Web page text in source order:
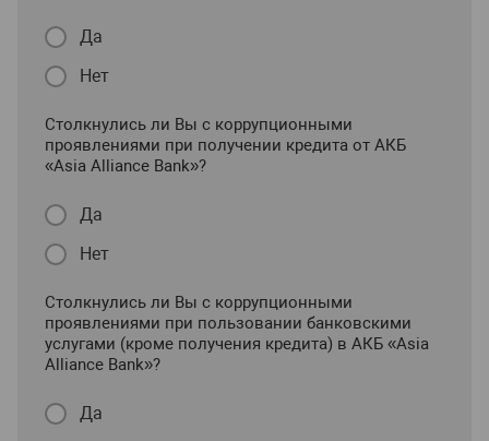
Да
Нет
Столкнулись ли Вы с коррупционными
проявлениями при получении кредита от АКБ
«Asia Alliance Bank»?
Да
Нет
Столкнулись ли Вы с коррупционными
проявлениями при пользовании банковскими
услугами (кроме получения кредита) в АКБ «Asia
Alliance Bank»?
Да